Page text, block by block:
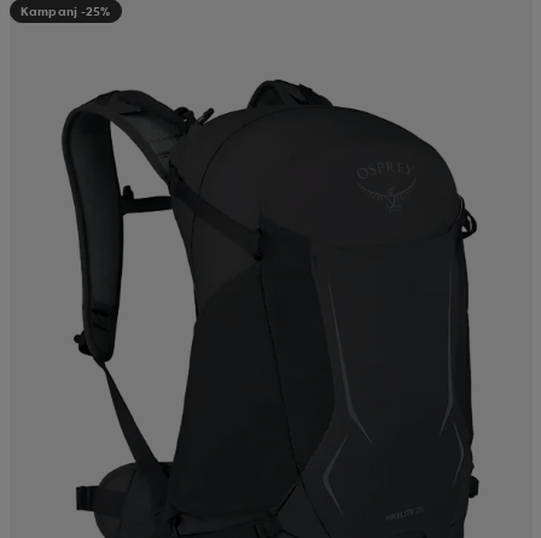
Kampanj -25%